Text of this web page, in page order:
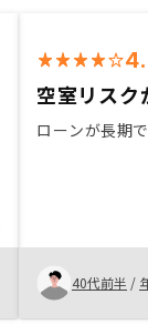
空室リスク
ローンが長期
40代前半 /